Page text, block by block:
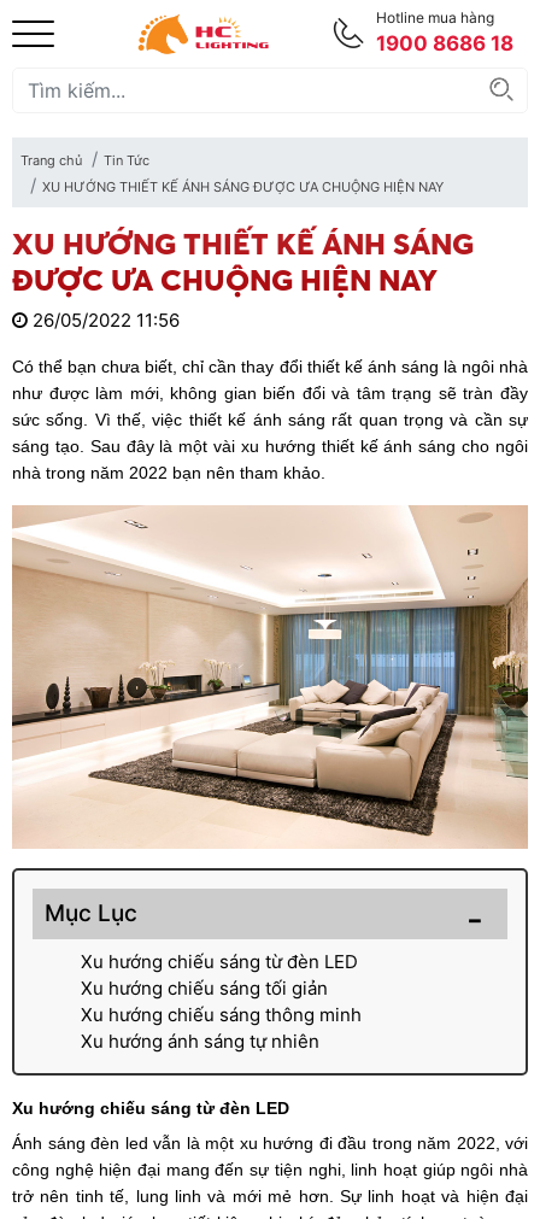
Hotline mua hàng
1900 8686 18
Trang chủ
Tin Tức
XU HƯỚNG THIẾT KẾ ÁNH SÁNG ĐƯỢC ƯA CHUỘNG HIỆN NAY
XU HƯỚNG THIẾT KẾ ÁNH SÁNG
ĐƯỢC ƯA CHUỘNG HIỆN NAY
26/05/2022 11:56
Có thể bạn chưa biết, chỉ cần thay đổi thiết kế ánh sáng là ngôi nhà
như được làm mới, không gian biến đổi và tâm trạng sẽ tràn đầy
sức sống. Vì thế, việc thiết kế ánh sáng rất quan trọng và cần sự
sáng tạo. Sau đây là một vài xu hướng thiết kế ánh sáng cho ngôi
nhà trong năm 2022 bạn nên tham khảo.
Mục Lục
Xu hướng chiếu sáng từ đèn LED
Xu hướng chiếu sáng tối giản
Xu hướng chiếu sáng thông minh
Xu hướng ánh sáng tự nhiên
Xu hướng chiếu sáng từ đèn LED
Ánh sáng đèn led vẫn là một xu hướng đi đầu trong năm 2022, với
công nghệ hiện đại mang đến sự tiện nghi, linh hoạt giúp ngôi nhà
trở nên tinh tế, lung linh và mới mẻ hơn. Sự linh hoạt và hiện đại